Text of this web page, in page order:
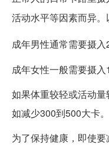
活动水平等因素而异。
成年男性通常需要摄
成年女性一般需要摄入
如果体重较轻或活动
如减少300到500大卡。
为了保持健康，即使